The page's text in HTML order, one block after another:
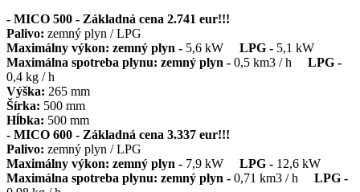
- MICO 500 - Základná cena 2.741 eur!!!
Palivo: zemný plyn / LPG
Maximálny výkon: zemný plyn - 5,6 kW LPG - 5,1 kW
Maximálna spotreba plynu: zemný plyn - 0,5 km3 / h LPG -
0,4 kg / h
Výška: 265 mm
Šírka: 500 mm
Hĺbka: 500 mm
- MICO 600 - Základná cena 3.337 eur!!!
Palivo: zemný plyn / LPG
Maximálny výkon: zemný plyn - 7,9 kW LPG - 12,6 kW
Maximálna spotreba plynu: zemný plyn - 0,71 km3 / h
LPG -